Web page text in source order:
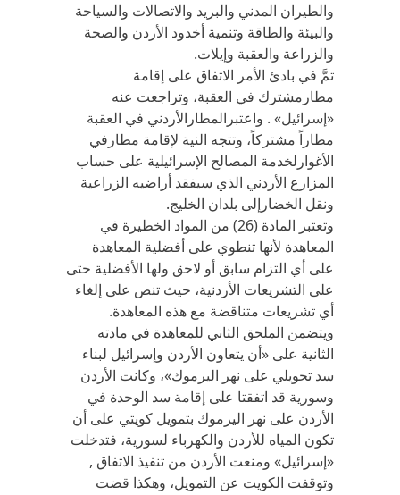
والطيران المدني والبريد والاتصالات والسياحة
والبيئة والطاقة وتنمية أخدود الأردن والصحة
والزراعة والعقبة وإيلات.
تمَّ في بادئ الأمر الاتفاق على إقامة
مطارمشترك في العقبة، وتراجعت عنه
«إسرائيل» . واعتبرالمطارالأردني في العقبة
مطاراً مشتركاً، وتتجه النية لإقامة مطارفي
الأغوارلخدمة المصالح الإسرائيلية على حساب
المزارع الأردني الذي سيفقد أراضيه الزراعية
ونقل الخضارإلى بلدان الخليج.
وتعتبر المادة (26) من المواد الخطيرة في
المعاهدة لأنها تنطوي على أفضلية المعاهدة
على أي التزام سابق أو لاحق ولها الأفضلية حتى
على التشريعات الأردنية، حيث تنص على إلغاء
أي تشريعات متناقضة مع هذه المعاهدة.
ويتضمن الملحق الثاني للمعاهدة في مادته
الثانية على «أن يتعاون الأردن وإسرائيل لبناء
سد تحويلي على نهر اليرموك»، وكانت الأردن
وسورية قد اتفقتا على إقامة سد الوحدة في
الأردن على نهر اليرموك بتمويل كويتي على أن
تكون المياه للأردن والكهرباء لسورية، فتدخلت
«إسرائيل» ومنعت الأردن من تنفيذ الاتفاق ,
وتوقفت الكويت عن التمويل، وهكذا قضت